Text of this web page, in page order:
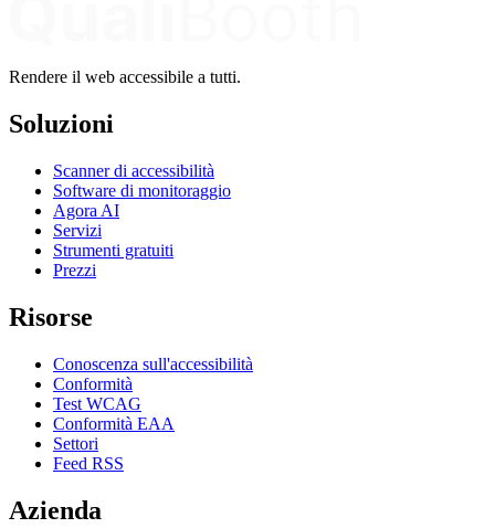
Rendere il web accessibile a tutti.
Soluzioni
Scanner di accessibilità
Software di monitoraggio
Agora AI
Servizi
Strumenti gratuiti
Prezzi
Risorse
Conoscenza sull'accessibilità
Conformità
Test WCAG
Conformità EAA
Settori
Feed RSS
Azienda